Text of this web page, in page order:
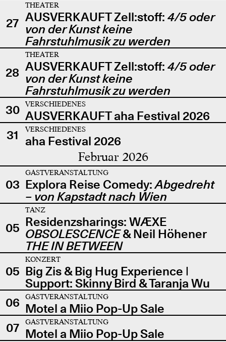
27
THEATER
AUSVERKAUFT Zell:stoff: 4/5 oder
von der Kunst keine
Fahrstuhlmusik zu werden
28
THEATER
AUSVERKAUFT Zell:stoff: 4/5 oder
von der Kunst keine
Fahrstuhlmusik zu werden
30
VERSCHIEDENES
AUSVERKAUFT aha Festival 2026
31
VERSCHIEDENES
aha Festival 2026
Februar 2026
03
GASTVERANSTALTUNG
Explora Reise Comedy:Abgedreht
– von Kapstadt nach Wien
05
TANZ
Residenzsharings: WÆXE
OBSOLESCENCE& Neil Höhener
THE IN BETWEEN
05
KONZERT
Big Zis & Big Hug Experience |
Support: Skinny Bird & Taranja Wu
06
GASTVERANSTALTUNG
Motel a Miio Pop-Up Sale
07
GASTVERANSTALTUNG
Motel a Miio Pop-Up Sale